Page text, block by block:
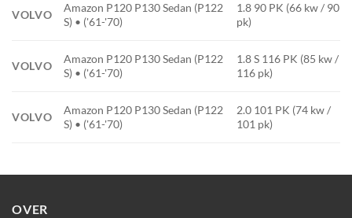
VOLVO
Amazon P120 P130 Sedan (P122
S) • ('61-'70)
1.8 90 PK (66 kw / 90
pk)
VOLVO
Amazon P120 P130 Sedan (P122
S) • ('61-'70)
1.8 S 116 PK (85 kw /
116 pk)
VOLVO
Amazon P120 P130 Sedan (P122
S) • ('61-'70)
2.0 101 PK (74 kw /
101 pk)
OVER